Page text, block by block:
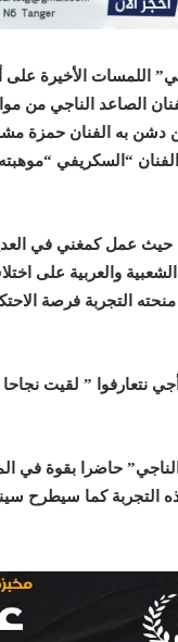
اللمسات الأخيرة على
الصاعد الناجي من
“السكريفي
حيث عمل كمغني في
الشعبية والعربية على
منحته التجربة فرصة
نتعارفوا
” لقيت نجاحا
الناجي” حاضرا
بقوة في
كما سيطرح